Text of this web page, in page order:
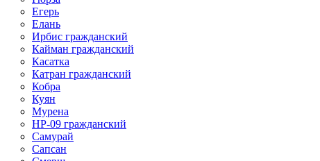
Егерь
Елань
Ирбис гражданский
Кайман гражданский
Касатка
Катран гражданский
Кобра
Куян
Мурена
НР-09 гражданский
Самурай
Сапсан